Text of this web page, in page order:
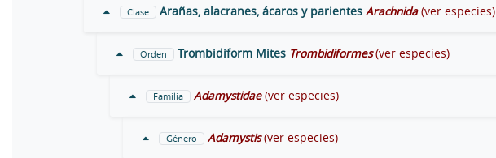
Clase Arañas, alacranes, ácaros y parientes Arachnida (ver especies)
Orden Trombidiform Mites Trombidiformes (ver especies)
Familia Adamystidae (ver especies)
Género Adamystis (ver especies)